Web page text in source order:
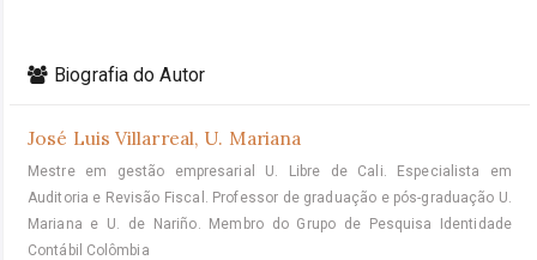
Biografia do Autor
José Luis Villarreal, U. Mariana
Mestre em gestão empresarial U. Libre de Cali. Especialista em
Auditoria e Revisão Fiscal. Professor de graduação e pós-graduação U.
Mariana e U. de Nariño. Membro do Grupo de Pesquisa Identidade
Contábil Colômbia